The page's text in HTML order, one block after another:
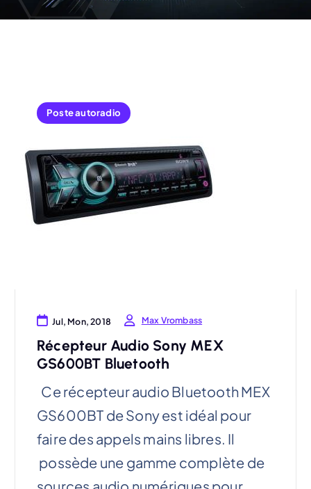
Poste autoradio
Jul, Mon, 2018 Max Vrombass
Récepteur Audio Sony MEX
GS600BT Bluetooth
Ce récepteur audio Bluetooth MEX
GS600BT de Sony est idéal pour
faire des appels mains libres. Il
possède une gamme complète de